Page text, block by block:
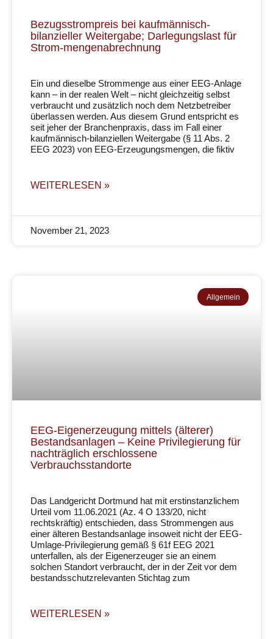
Bezugsstrompreis bei kaufmännisch-
bilanzieller Weitergabe; Darlegungslast für
Strom-mengenabrechnung
Ein und dieselbe Strommenge aus einer EEG-Anlage
kann – in der realen Welt – nicht gleichzeitig selbst
verbraucht und zusätzlich noch dem Netzbetreiber
überlassen werden. Aus diesem Grund entspricht es
seit jeher der Branchenpraxis, dass im Fall einer
kaufmännisch-bilanziellen Weitergabe (§ 11 Abs. 2
EEG 2023) von EEG-Erzeugungsmengen, die fiktiv
WEITERLESEN »
November 21, 2023
Allgemein
EEG-Eigenerzeugung mittels (älterer)
Bestandsanlagen – Keine Privilegierung für
nachträglich erschlossene
Verbrauchsstandorte
Das Landgericht Dortmund hat mit erstinstanzlichem
Urteil vom 11.06.2021 (Az. 4 O 133/20, nicht
rechtskräftig) entschieden, dass Strommengen aus
einer älteren Bestandsanlage insoweit nicht der EEG-
Umlage-Privilegierung gemäß § 61f EEG 2021
unterfallen, als der Eigenerzeuger sie an einem
solchen Standort verbraucht, der in der Zeit vor dem
bestandsschutzrelevanten Stichtag zum
WEITERLESEN »